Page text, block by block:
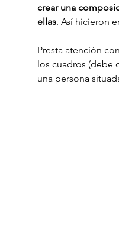
crear una
ellas. Así hicieron
Presta atención
los cuadros (debe
una persona